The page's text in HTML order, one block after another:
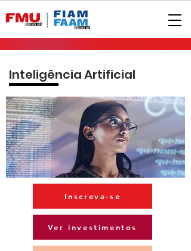
Inteligência Artificial
Inscreva-se
Ver investimentos